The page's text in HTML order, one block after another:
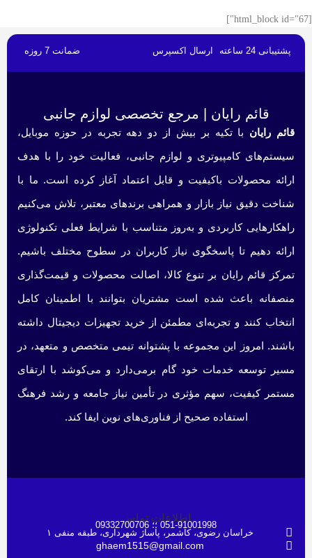
[html_block id="67"]
پشتیبانی 24 ساعته ارسال اکسپرس ضمانت 7 روزه
قائم رایان | مرجع تخصصی لوازم جانبی
قائم رایان با تکیه بر بیش از دو دهه تجربه در حوزه موبایل،
سیستم‌های کامپیوتری و لوازم جانبی، فعالیت خود را با هدف
ارائه محصولات باکیفیت و قابل اعتماد آغاز کرده است. ما با
شناخت دقیق نیاز بازار و همراهی برندهای معتبر، تلاش می‌کنیم
راهکارهایی کاربردی و به‌روز متناسب با شرایط فعلی تکنولوژی
ارائه دهیم تا پاسخگوی نیاز کاربران در سطوح مختلف باشیم.
تمرکز قائم رایان بر تنوع کالا، اصالت محصولات و قیمت‌گذاری
منصفانه باعث شده است مشتریان بتوانند با اطمینان کامل
انتخاب کنند و تجربه‌ای مطمئن از خرید تجهیزات دیجیتال داشته
باشند. امروز این مجموعه با پشتوانه تیمی متخصص و متعهد، در
مسیر توسعه خدمات خود گام برمی‌دارد و می‌کوشد با ارتقای
مستمر کیفیت، سهم مؤثری در تأمین نیاز جامعه و رشد فرهنگ
استفاده صحیح از فناوری‌های نوین ایفا کند.
اطلاعات تماس
051-91001998 ؛؛ 09332700706
خراسان رضوی، کاشمر، پاساژ شهرداری، طبقه منفی ۱
ghaem1515@gmail.com